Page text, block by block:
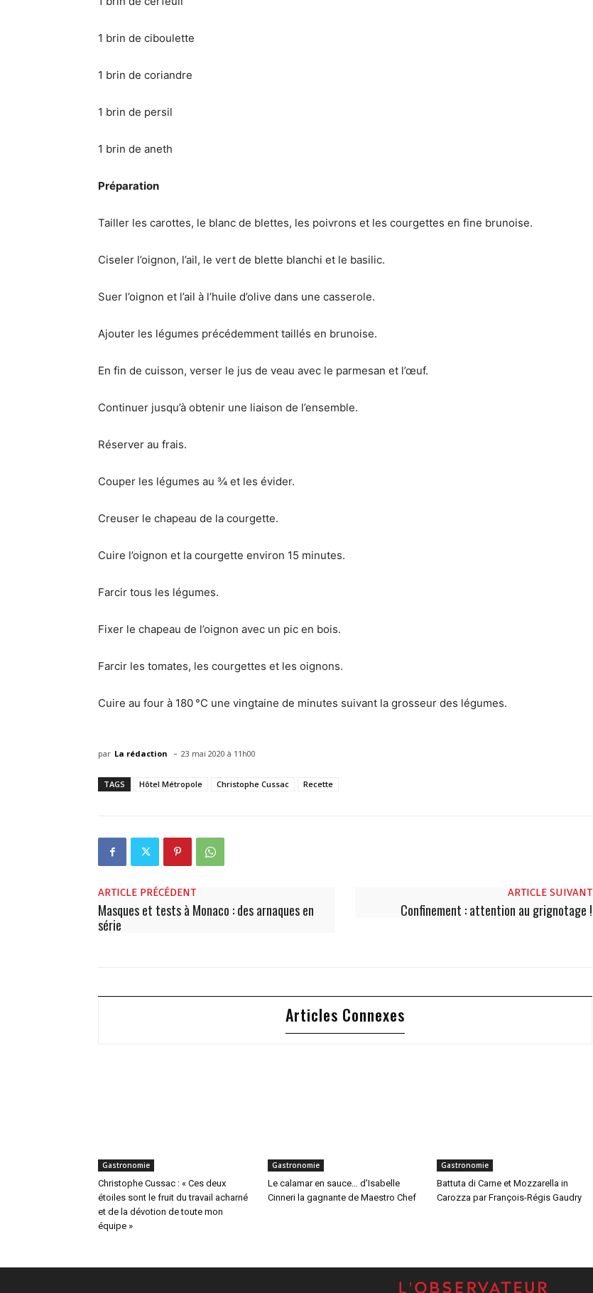
1 brin de ciboulette
1 brin de coriandre
1 brin de persil
1 brin de aneth
Préparation
Tailler les carottes, le blanc de blettes, les poivrons et les courgettes en fine brunoise.
Ciseler l’oignon, l’ail, le vert de blette blanchi et le basilic.
Suer l’oignon et l’ail à l’huile d’olive dans une casserole.
Ajouter les légumes précédemment taillés en brunoise.
En fin de cuisson, verser le jus de veau avec le parmesan et l’œuf.
Continuer jusqu’à obtenir une liaison de l’ensemble.
Réserver au frais.
Couper les légumes au ¾ et les évider.
Creuser le chapeau de la courgette.
Cuire l’oignon et la courgette environ 15 minutes.
Farcir tous les légumes.
Fixer le chapeau de l’oignon avec un pic en bois.
Farcir les tomates, les courgettes et les oignons.
Cuire au four à 180 °C une vingtaine de minutes suivant la grosseur des légumes.
par La rédaction - 23 mai 2020 à 11h00
TAGS Hôtel Métropole Christophe Cussac Recette
ARTICLE PRÉCÉDENT
Masques et tests à Monaco : des arnaques en
série
ARTICLE SUIVANT
Confinement : attention au grignotage !
Articles Connexes
Gastronomie
Christophe Cussac : « Ces deux
étoiles sont le fruit du travail acharné
et de la dévotion de toute mon
équipe »
Gastronomie
Le calamar en sauce… d’Isabelle
Cinneri la gagnante de Maestro Chef
Gastronomie
Battuta di Carne et Mozzarella in
Carozza par François-Régis Gaudry